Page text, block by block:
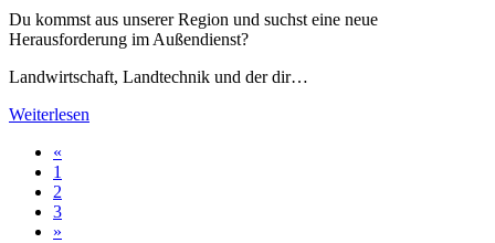
Du kommst aus unserer Region und suchst eine neue
Herausforderung im Außendienst?
Landwirtschaft, Landtechnik und der dir…
Weiterlesen
«
1
2
3
»